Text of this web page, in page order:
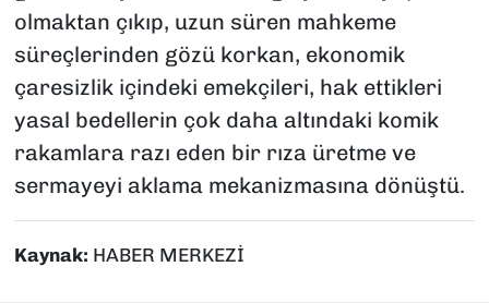
olmaktan çıkıp, uzun süren mahkeme
süreçlerinden gözü korkan, ekonomik
çaresizlik içindeki emekçileri, hak ettikleri
yasal bedellerin çok daha altındaki komik
rakamlara razı eden bir rıza üretme ve
sermayeyi aklama mekanizmasına dönüştü.
Kaynak: HABER MERKEZİ